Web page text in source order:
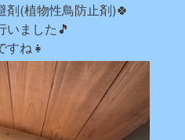
剤(植物性鳥防止剤)🍀
いました🎵
すね👧